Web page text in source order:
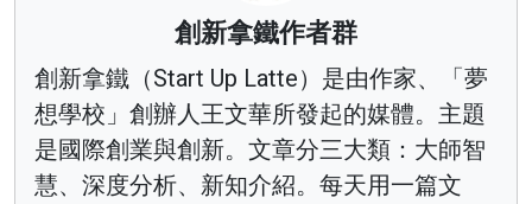
創新拿鐵作者群
創新拿鐵（Start Up Latte）是由作家、「夢
想學校」創辦人王文華所發起的媒體。主題
是國際創業與創新。文章分三大類：大師智
慧、深度分析、新知介紹。每天用一篇文